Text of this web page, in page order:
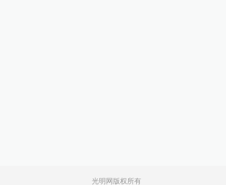
光明网版权所有